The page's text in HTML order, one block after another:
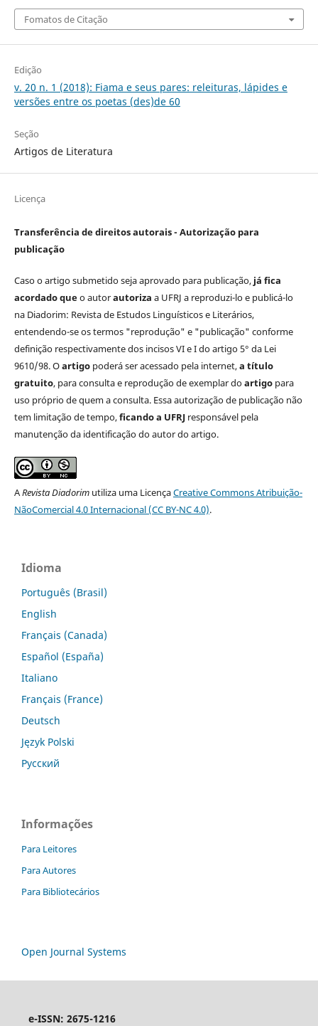
Fomatos de Citação
Edição
v. 20 n. 1 (2018): Fiama e seus pares: releituras, lápides e
versões entre os poetas (des)de 60
Seção
Artigos de Literatura
Licença
Transferência de direitos autorais - Autorização para
publicação
Caso o artigo submetido seja aprovado para publicação, já fica
acordado queo autorautoriza a UFRJ a reproduzi-lo e publicá-lo
na Diadorim: Revista de Estudos Linguísticos e Literários,
entendendo-se os termos "reprodução" e "publicação" conforme
definição respectivamente dos incisos VI e I do artigo 5° da Lei
9610/98. Oartigopoderá ser acessado pela internet,a título
gratuito, para consulta e reprodução de exemplar doartigopara
uso próprio de quem a consulta. Essa autorização de publicação não
tem limitação de tempo,ficando a UFRJresponsável pela
manutenção da identificação do autor do artigo.
ARevista Diadorimutiliza uma LicençaCreative Commons Atribuição-
NãoComercial 4.0 Internacional (CC BY-NC 4.0).
Idioma
Português (Brasil)
English
Français (Canada)
Español (España)
Italiano
Français (France)
Deutsch
Język Polski
Русский
Informações
Para Leitores
Para Autores
Para Bibliotecários
Open Journal Systems
e-ISSN: 2675-1216